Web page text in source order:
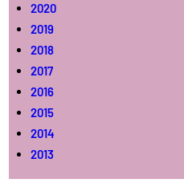
2020
2019
2018
2017
2016
2015
2014
2013